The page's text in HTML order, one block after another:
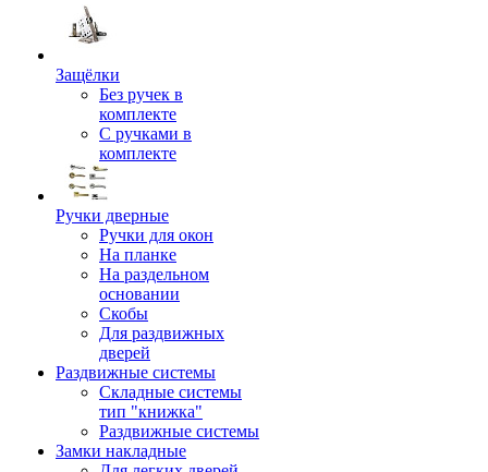
Защёлки
Без ручек в
комплекте
С ручками в
комплекте
Ручки дверные
Ручки для окон
На планке
На раздельном
основании
Скобы
Для раздвижных
дверей
Раздвижные системы
Складные системы
тип "книжка"
Раздвижные системы
Замки накладные